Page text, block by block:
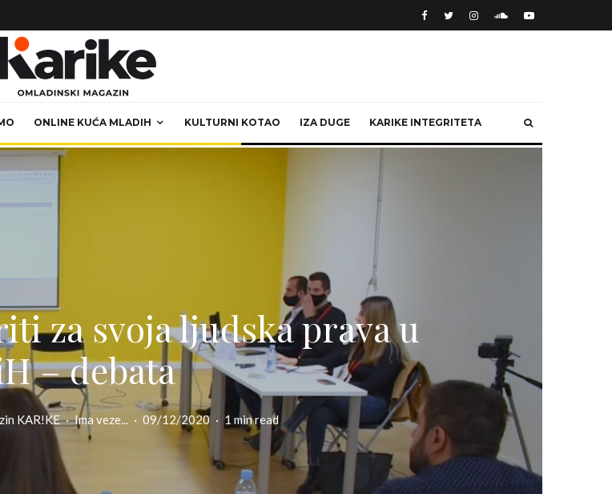
ONLINE KUĆA MLADIH KULTURNI KOTAO IZA DUGE KARIKE INTEGRITETA
za svoja ljudska prava u
– debata
KAR!KE · Ima veze... · 09/12/2020 · 1 min read